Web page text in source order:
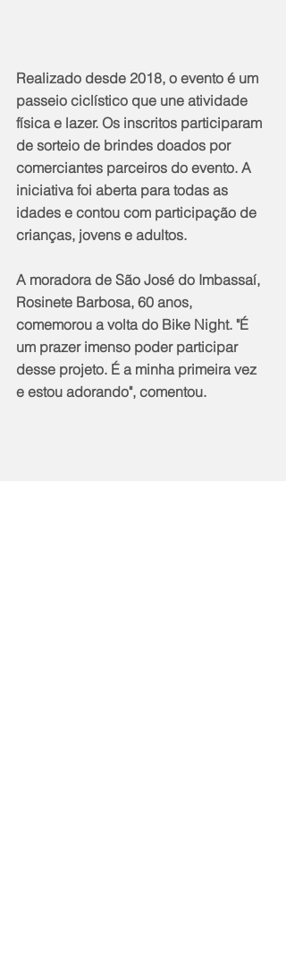
Realizado desde 2018, o evento é um
passeio ciclístico que une atividade
física e lazer. Os inscritos participaram
de sorteio de brindes doados por
comerciantes parceiros do evento. A
iniciativa foi aberta para todas as
idades e contou com participação de
crianças, jovens e adultos.
A moradora de São José do Imbassaí,
Rosinete Barbosa, 60 anos,
comemorou a volta do Bike Night. "É
um prazer imenso poder participar
desse projeto. É a minha primeira vez
e estou adorando", comentou.